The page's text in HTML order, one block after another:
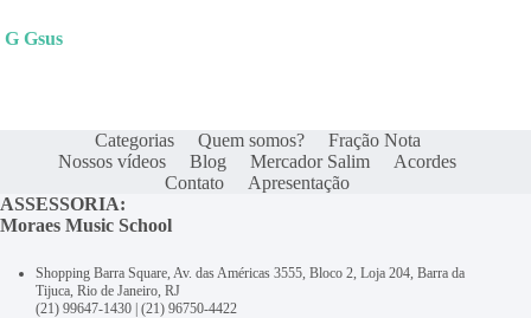
G Gsus
Categorias Quem somos?
Fração Nota
Nossos vídeos
Blog Mercador Salim
Acordes
Contato
Apresentação
ASSESSORIA:
Moraes Music School
Shopping Barra Square, Av. das Américas 3555, Bloco 2, Loja 204, Barra da
Tijuca, Rio de Janeiro, RJ
(21) 99647-1430 (21) 96750-4422